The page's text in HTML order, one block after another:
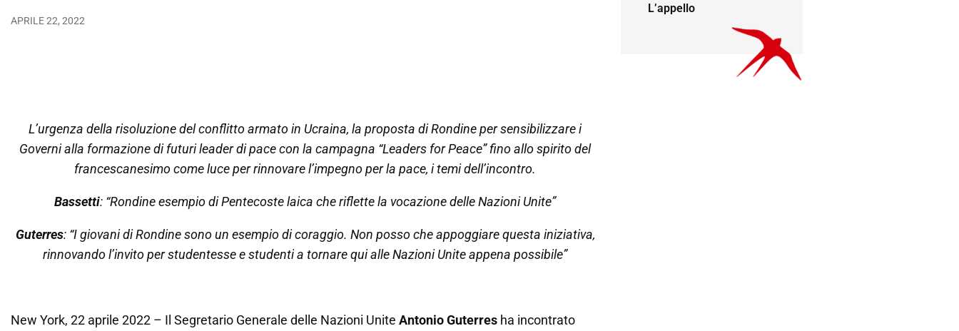
APRILE 22, 2022
L’urgenza della risoluzione del conflitto armato in Ucraina, la proposta di Rondine per sensibilizzare i
Governi alla formazione di futuri leader di pace con la campagna “Leaders for Peace” fino allo spirito del
francescanesimo come luce per rinnovare l’impegno per la pace, i temi dell’incontro.
Bassetti: “Rondine esempio di Pentecoste laica che riflette la vocazione delle Nazioni Unite”
Guterres: “I giovani di Rondine sono un esempio di coraggio. Non posso che appoggiare questa iniziativa,
rinnovando l’invito per studentesse e studenti a tornare qui alle Nazioni Unite appena possibile”
New York, 22 aprile 2022 – Il Segretario Generale delle Nazioni Unite Antonio Guterres ha incontrato
L’appello